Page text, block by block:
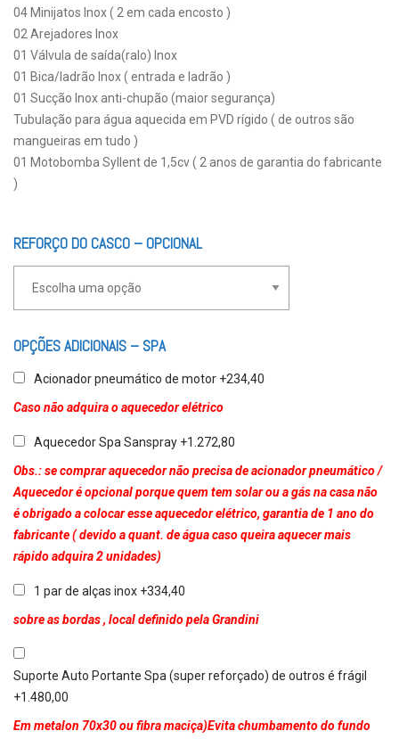
04 Minijatos Inox ( 2 em cada encosto )
02 Arejadores Inox
01 Válvula de saída(ralo) Inox
01 Bica/ladrão Inox ( entrada e ladrão )
01 Sucção Inox anti-chupão (maior segurança)
Tubulação para água aquecida em PVD rígido ( de outros são
mangueiras em tudo )
01 Motobomba Syllent de 1,5cv ( 2 anos de garantia do fabricante
)
REFORÇO DO CASCO – OPCIONAL
OPÇÕES ADICIONAIS – SPA
Acionador pneumático de motor +234,40
Caso não adquira o aquecedor elétrico
Aquecedor Spa Sanspray +1.272,80
Obs.: se comprar aquecedor não precisa de acionador pneumático /
Aquecedor é opcional porque quem tem solar ou a gás na casa não
é obrigado a colocar esse aquecedor elétrico, garantia de 1 ano do
fabricante ( devido a quant. de água caso queira aquecer mais
rápido adquira 2 unidades)
1 par de alças inox +334,40
sobre as bordas , local definido pela Grandini
Suporte Auto Portante Spa (super reforçado) de outros é frágil
+1.480,00
Em metalon 70x30 ou fibra maciça)Evita chumbamento do fundo